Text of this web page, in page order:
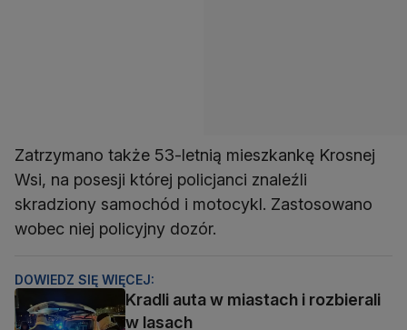
Zatrzymano także 53-letnią mieszkankę Krosnej
Wsi, na posesji której policjanci znaleźli
skradziony samochód i motocykl. Zastosowano
wobec niej policyjny dozór.
DOWIEDZ SIĘ WIĘCEJ:
Kradli auta w miastach i rozbierali
w lasach